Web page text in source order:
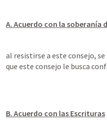
A. Acuerdo con la soberanía
al resistirse a este consejo,
que este consejo le busca
B. Acuerdo con las Escrituras